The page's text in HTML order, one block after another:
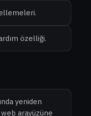
özelliği.
yeniden
arayüzüne